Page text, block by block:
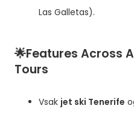
Las Galletas).
🌟Features Across
Tours
Vsak jet ski Tenerife